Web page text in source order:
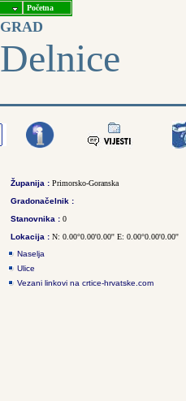
Početna
GRAD
Delnice
Županija : Primorsko-Goranska
Gradonačelnik :
Stanovnika : 0
Lokacija : N: 0.00°0.00'0.00'' E: 0.00°0.00'0.00''
Naselja
Ulice
Vezani linkovi na crtice-hrvatske.com